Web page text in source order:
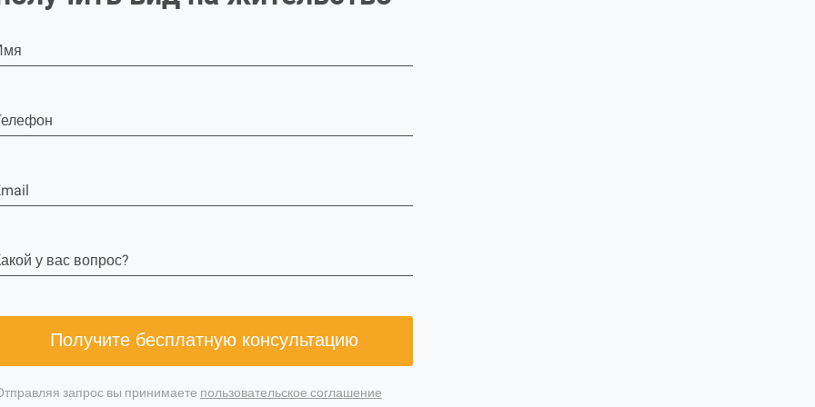
у вас вопрос?
Получите бесплатную консультацию
запрос вы принимаете пользовательское соглашение